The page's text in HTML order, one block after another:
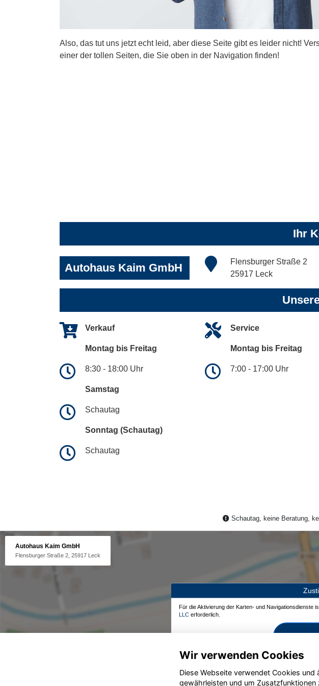
Also, das tut uns jetzt echt leid, aber diese Seite gibt es leider nicht!
einer der tollen Seiten, die Sie oben in der Navigation finden!
Ihr
Autohaus Kaim GmbH
Flensburger Straße 2
25917 Leck
Verkauf
Montag bis Freitag
8:30 - 18:00 Uhr
Samstag
Schautag
Sonntag (Schautag)
Schautag
Service
Montag bis Freitag
7:00 - 17:00 Uhr
Schautag, keine Beratung,
Autohaus Kaim GmbH
Flensburger Straße 2, 25917 Leck
Für die Aktivierung der Karten- und Navigationsdienste
LLC erforderlich.
Wir verwenden Cookies
Diese Webseite verwendet Cookies
gewährleisten und um Zusatzfunktionen